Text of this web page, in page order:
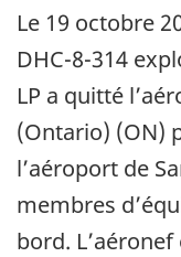
Le 19 octobre
DHC-8-314
LP a quitté
(Ontario) (ON)
l’aéroport de
membres
bord.